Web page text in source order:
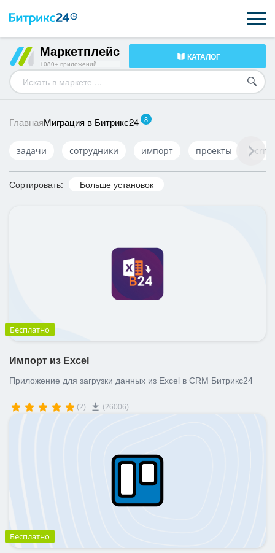
ВОЗМОЖНОСТИ
ЦЕНЫ
ИНТЕГРАЦИИ
ВНЕДРЕНИЕ
ВХОД
ВХОД
Маркетплейс
1080+ приложений
КАТАЛОГ
ГлавнаяМиграция в Битрикс24 8
задачи сотрудники импорт проекты crm
Сортировать: Больше установок
Бесплатно
Импорт из Excel
Приложение для загрузки данных из Excel в CRM Битрикс24
(2) (26006)
Бесплатно